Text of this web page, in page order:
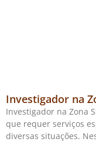
Investigador na
Investigador na Zona
que requer serviços
diversas situações.